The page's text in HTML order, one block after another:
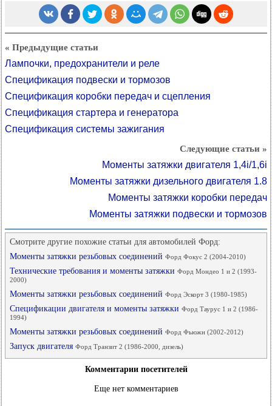
« Предыдущие статьи
Лампочки, предохранители и реле
Спецификация подвески и тормозов
Спецификация коробки передач и сцепления
Спецификация стартера и генератора
Спецификация системы зажигания
Следующие статьи »
Моменты затяжки двигателя 1,4i/1,6i
Моменты затяжки дизельного двигателя 1.8
Моменты затяжки коробки передач
Моменты затяжки подвески и тормозов
Смотрите другие похожие статьи для автомобилей Форд:
Моменты затяжки резьбовых соединений Форд Фокус 2 (2004-2010)
Технические требования и моменты затяжки Форд Мондео 1 и 2 (1993-
2000)
Моменты затяжки резьбовых соединений Форд Эскорт 3 (1980-1985)
Спецификации двигателя и моменты затяжки Форд Таурус 1 и 2 (1986-
1994)
Моменты затяжки резьбовых соединений Форд Фьюжн (2002-2012)
Запуск двигателя Форд Транзит 2 (1986-2000, дизель)
Комментарии посетителей
Еще нет комментариев